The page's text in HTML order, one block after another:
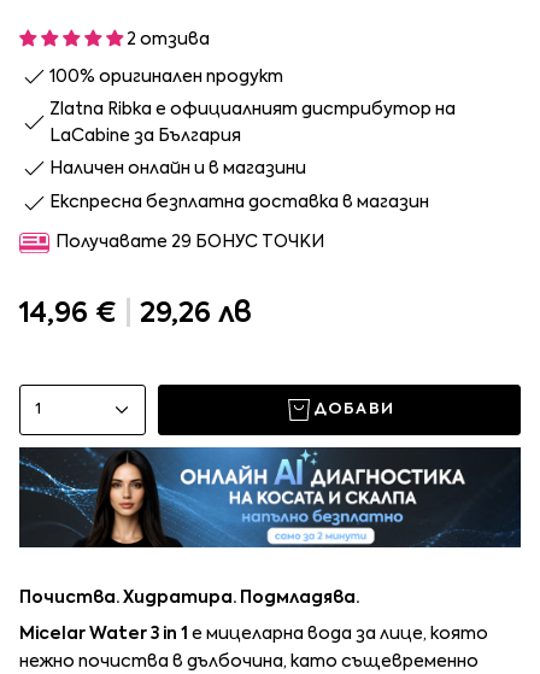
2 отзива
100% оригинален продукт
Zlatna Ribka е официалният дистрибутор на
LaCabine за България
Наличен онлайн и в магазини
Експресна безплатна доставка в магазин
Получавате 29 БОНУС ТОЧКИ
14,96 € 29,26 лв
1 ДОБАВИ
Почиства. Хидратира. Подмладява.
Micelar Water 3 in 1 е мицеларна вода за лице, която
нежно почиства в дълбочина, като същевременно